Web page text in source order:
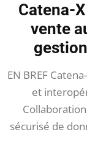
Catena-
vente
EN BREF
et
sécurisé de